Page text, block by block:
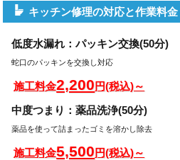
キッチン修理の対応と作業料金
低度水漏れ：パッキン交換(50分)
蛇口のパッキンを交換し対応
施工料金2,200円(税込)～
中度つまり：薬品洗浄(50分)
薬品を使って詰まったゴミを溶かし除去
施工料金5,500円(税込)～